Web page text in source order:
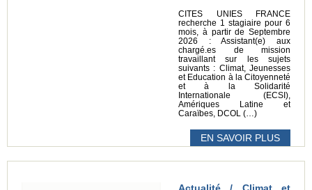
CITES UNIES FRANCE
recherche 1 stagiaire pour 6
mois, à partir de Septembre
2026 : Assistant(e) aux
chargé.es de mission
travaillant sur les sujets
suivants : Climat, Jeunesses
et Education à la Citoyenneté
et à la Solidarité
Internationale (ECSI),
Amériques Latine et
Caraïbes, DCOL (…)
EN SAVOIR PLUS